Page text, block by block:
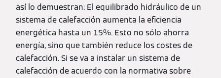
así lo demuestran: El equilibrado hidráulico de un
sistema de calefacción aumenta la eficiencia
energética hasta un 15%. Esto no sólo ahorra
energía, sino que también reduce los costes de
calefacción. Si se va a instalar un sistema de
calefacción de acuerdo con la normativa sobre